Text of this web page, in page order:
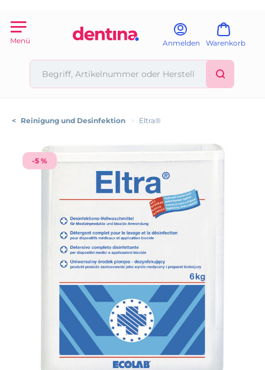
Menü Anmelden Warenkorb
< Reinigung und Desinfektion > Eltra®
-5 %